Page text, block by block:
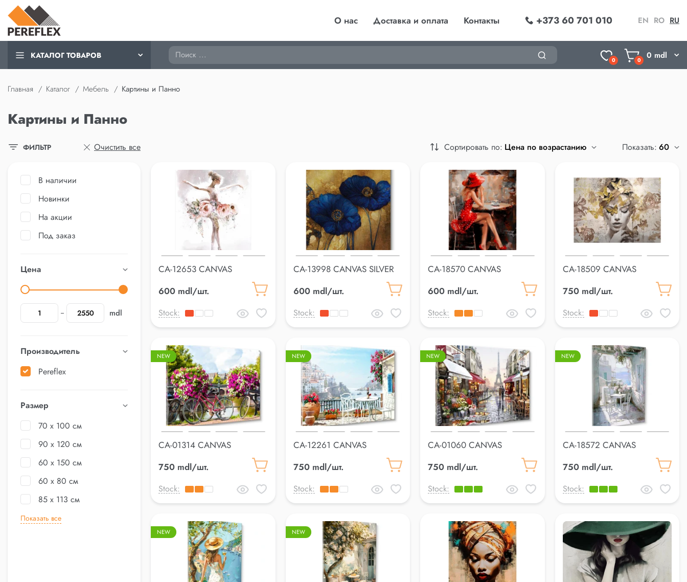
О нас Доставка и оплата Контакты +373 60 701 010 EN RO RU
КАТАЛОГ ТОВАРОВ Поиск
0 0 0 mdl
Главная Каталог Мебель Картины и Панно
Картины и Панно
ФИЛЬТР Очистить все Сортировать по: Показать:
В наличии
Новинки
На акции
Под заказ
Цена
mdl
Производитель
Pereflex
Размер
70 x 100 см
90 x 120 см
60 x 150 см
60 x 80 см
85 x 113 см
Показать все
CA-12653 CANVAS
600 mdl/шт.
Stock:
CA-13998 CANVAS SILVER
600 mdl/шт.
Stock:
CA-18570 CANVAS
600 mdl/шт.
Stock:
CA-18509 CANVAS
750 mdl/шт.
Stock:
NEW
CA-01314 CANVAS
750 mdl/шт.
Stock:
NEW
CA-12261 CANVAS
750 mdl/шт.
Stock:
NEW
CA-01060 CANVAS
750 mdl/шт.
Stock:
NEW
CA-18572 CANVAS
750 mdl/шт.
Stock:
NEW NEW